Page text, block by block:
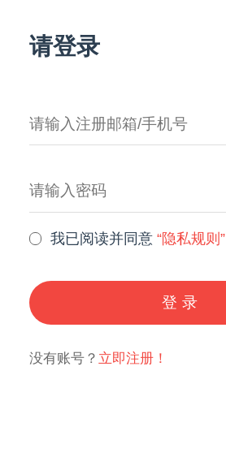
请登录
我已阅读并同意“隐私规则”
登录
没有账号？ 立即注册！